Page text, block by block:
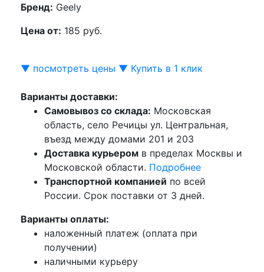
Бренд: Geely
Цена от: 185 руб.
▼ посмотреть цены ▼ Купить в 1 клик
Варианты доставки:
Самовывоз со склада: Московская
область, село Речицы ул. Центральная,
въезд между домами 201 и 203
Доставка курьером в пределах Москвы и
Московской области. Подробнее
Транспортной компанией по всей
России. Срок поставки от 3 дней.
Варианты оплаты:
наложенный платеж (оплата при
получении)
наличными курьеру